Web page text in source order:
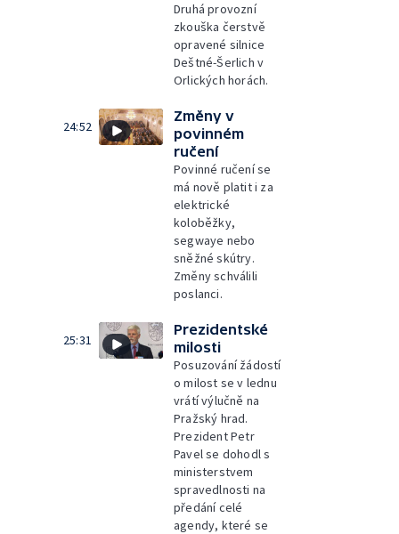
Druhá provozní
zkouška čerstvě
opravené silnice
Deštné-Šerlich v
Orlických horách.
24:52
Změny v
povinném
ručení
Povinné ručení se
má nově platit i za
elektrické
koloběžky,
segwaye nebo
sněžné skútry.
Změny schválili
poslanci.
25:31
Prezidentské
milosti
Posuzování žádostí
o milost se v lednu
vrátí výlučně na
Pražský hrad.
Prezident Petr
Pavel se dohodl s
ministerstvem
spravedlnosti na
předání celé
agendy, které se